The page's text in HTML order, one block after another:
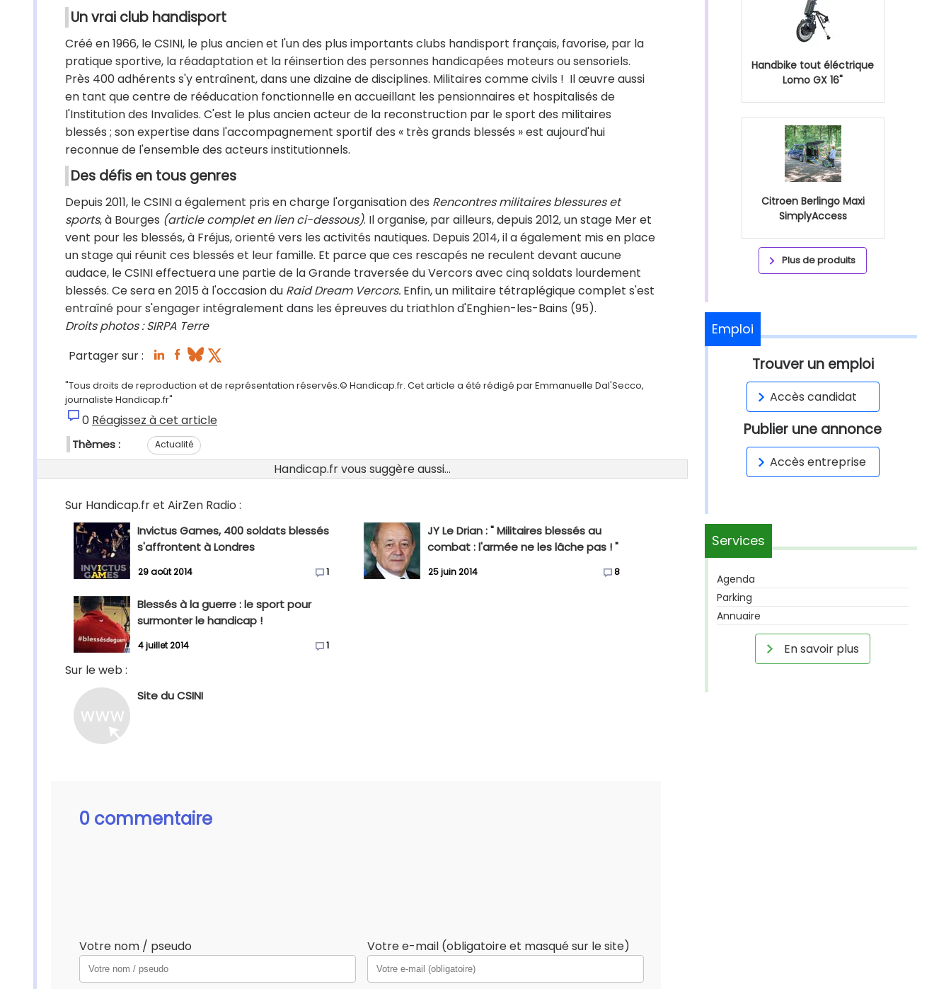
Un vrai club handisport
Créé en 1966, le CSINI, le plus ancien et l'un des plus importants clubs handisport français, favorise, par la
pratique sportive, la réadaptation et la réinsertion des personnes handicapées moteurs ou sensoriels.
Près 400 adhérents s'y entraînent, dans une dizaine de disciplines. Militaires comme civils ! Il œuvre aussi
en tant que centre de rééducation fonctionnelle en accueillant les pensionnaires et hospitalisés de
l'Institution des Invalides. C'est le plus ancien acteur de la reconstruction par le sport des militaires
blessés ; son expertise dans l'accompagnement sportif des « très grands blessés » est aujourd'hui
reconnue de l'ensemble des acteurs institutionnels.
Des défis en tous genres
Depuis 2011, le CSINI a également pris en charge l'organisation des Rencontres militaires blessures et
sports, à Bourges (article complet en lien ci-dessous). Il organise, par ailleurs, depuis 2012, un stage Mer et
vent pour les blessés, à Fréjus, orienté vers les activités nautiques. Depuis 2014, il a également mis en place
un stage qui réunit ces blessés et leur famille. Et parce que ces rescapés ne reculent devant aucune
audace, le CSINI effectuera une partie de la Grande traversée du Vercors avec cinq soldats lourdement
blessés. Ce sera en 2015 à l'occasion du Raid Dream Vercors. Enfin, un militaire tétraplégique complet s'est
entraîné pour s'engager intégralement dans les épreuves du triathlon d'Enghien-les-Bains (95).
Droits photos : SIRPA Terre
Partager sur :
"Tous droits de reproduction et de représentation réservés.© Handicap.fr. Cet article a été rédigé par Emmanuelle Dal'Secco,
journaliste Handicap.fr"
0 Réagissez à cet article
Thèmes : Actualité
Handicap.fr vous suggère aussi...
Sur Handicap.fr et AirZen Radio :
Invictus Games, 400 soldats blessés
s'affrontent à Londres
29 août 2014 1
JY Le Drian : " Militaires blessés au
combat : l'armée ne les lâche pas ! "
25 juin 2014 8
Blessés à la guerre : le sport pour
surmonter le handicap !
4 juillet 2014 1
Sur le web :
Site du CSINI
0 commentaire
Votre nom / pseudo Votre e-mail (obligatoire et masqué sur le site)
Handbike tout éléctrique
Lomo GX 16"
Citroen Berlingo Maxi
SimplyAccess
Plus de produits
Emploi
Trouver un emploi
Accès candidat
Publier une annonce
Accès entreprise
Services
Agenda
Parking
Annuaire
En savoir plus